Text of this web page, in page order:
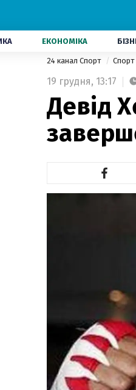
ЕКОНОМІКА
24 канал Спорт Спорт
19 грудня, 13:17
Девід